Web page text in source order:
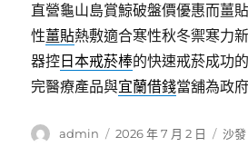
直營龜山島賞鯨破盤價優惠而薑
性薑貼熱敷適合寒性秋冬禦寒力
器控 日本戒菸棒的快速戒菸成功
完醫療產品與宜蘭借錢當舖為政
作
admin
發
2026 年 7 月 2 日
分
沙發